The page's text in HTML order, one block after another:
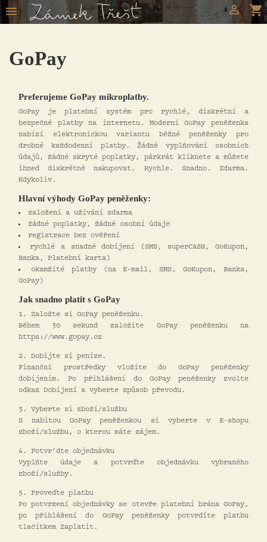
 shopping_cart

GoPay
Preferujeme GoPay mikroplatby.
GoPay je platební systém pro rychlé, diskrétní a
bezpečné platby na internetu. Moderní GoPay peněženka
nabízí elektronickou variantu běžné peněženky pro
drobné každodenní platby. Žádné vyplňování osobních
údajů, žádné skryté poplatky, párkrát kliknete a můžete
ihned diskrétně nakupovat. Rychle. Snadno. Zdarma.
Kdykoliv.
Hlavní výhody GoPay peněženky:
založení a užívání zdarma
žádné poplatky, žádné osobní údaje
registrace bez ověření
rychlé a snadné dobíjení (SMS, superCASH, GoKupon,
Banka, Platební karta)
okamžité platby (na E-mail, SMS, GoKupon, Banka,
GoPay)
Jak snadno platit s GoPay
1. Založte si GoPay peněženku.
Během 30 sekund založíte GoPay peněženku na
https://www.gopay.cz
2. Dobijte si peníze.
Finanční prostředky vložíte do GoPay peněženky
dobíjením. Po přihlášení do GoPay peněženky zvolte
odkaz Dobíjení a vyberte způsob převodu.
3. Vyberte si zboží/službu
S nabitou GoPay peněženkou si vyberte v E-shopu
zboží/službu, o kterou máte zájem.
4. Potvr’dte objednávku
Vyplňte údaje a potvrďte objednávku vybraného
zboží/služby.
5. Proveďte platbu
Po potvrzení objednávky se otevře platební brána GoPay,
po přihlášení do GoPay peněženky potvrdíte platbu
tlačítkem Zaplatit.